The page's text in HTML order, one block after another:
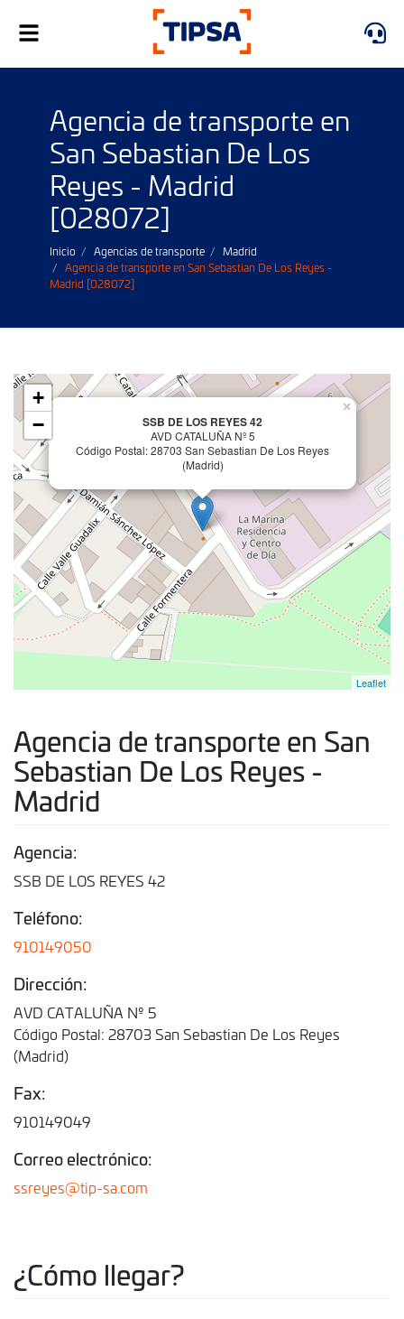
Alternar
navegación
Agencia de transporte en
San Sebastian De Los
Reyes - Madrid
[028072]
Inicio Agencias de transporte
Madrid
Agencia de transporte en San Sebastian De Los Reyes -
Madrid [028072]
SSB DE LOS REYES 42
AVD CATALUÑA Nº 5
Código Postal: 28703 San Sebastian De Los Reyes
(Madrid)
×
+
−
Leaflet
Agencia de transporte en San
Sebastian De Los Reyes -
Madrid
Agencia:
SSB DE LOS REYES 42
Teléfono:
910149050
Dirección:
AVD CATALUÑA Nº 5
Código Postal: 28703 San Sebastian De Los Reyes
(Madrid)
Fax:
910149049
Correo electrónico:
ssreyes@tip-sa.com
¿Cómo llegar?